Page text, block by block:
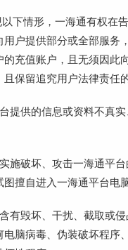
下情形，一海通有权在
户提供部分或全部服务
的充值账户，且无须因此
保留追究用户法律责任
提供的信息或资料不真
施破坏、攻击一海通平
擅自进入一海通平台电
含有毁坏、干扰、截取或
电脑病毒、伪装破坏程序